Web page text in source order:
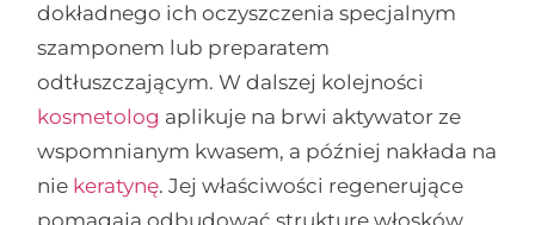
dokładnego ich oczyszczenia specjalnym
szamponem lub preparatem
odtłuszczającym. W dalszej kolejności
kosmetolog aplikuje na brwi aktywator ze
wspomnianym kwasem, a później nakłada na
nie keratynę. Jej właściwości regenerujące